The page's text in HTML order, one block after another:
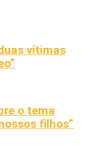
vítimas
o tema
filhos”